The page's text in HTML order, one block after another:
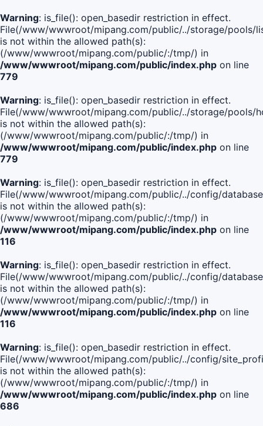
Warning: is_file(): open_basedir restriction in effect.
File(/www/wwwroot/mipang.com/public/../storage/pools/
is not within the allowed path(s):
(/www/wwwroot/mipang.com/public/:/tmp/) in
/www/wwwroot/mipang.com/public/index.php on line
779
Warning: is_file(): open_basedir restriction in effect.
File(/www/wwwroot/mipang.com/public/../storage/pools/
is not within the allowed path(s):
(/www/wwwroot/mipang.com/public/:/tmp/) in
/www/wwwroot/mipang.com/public/index.php on line
779
Warning: is_file(): open_basedir restriction in effect.
File(/www/wwwroot/mipang.com/public/../config/
is not within the allowed path(s):
(/www/wwwroot/mipang.com/public/:/tmp/) in
/www/wwwroot/mipang.com/public/index.php on line
116
Warning: is_file(): open_basedir restriction in effect.
File(/www/wwwroot/mipang.com/public/../config/
is not within the allowed path(s):
(/www/wwwroot/mipang.com/public/:/tmp/) in
/www/wwwroot/mipang.com/public/index.php on line
116
Warning: is_file(): open_basedir restriction in effect.
File(/www/wwwroot/mipang.com/public/../config/
is not within the allowed path(s):
(/www/wwwroot/mipang.com/public/:/tmp/) in
/www/wwwroot/mipang.com/public/index.php on line
686